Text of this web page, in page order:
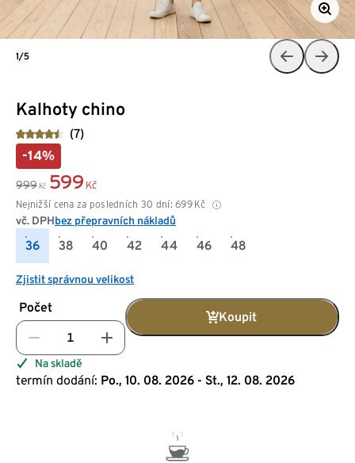
Kalhoty chino
(7)
-14%
999 Kč 599 Kč
Nejnižší cena za posledních 30 dní: 699 Kč
vč. DPHbez přepravních nákladů
36 38 40 42 44 46 48
Zjistit správnou velikost
Počet
Koupit
Na skladě
termín dodání: Po., 10. 08. 2026 - St., 12. 08. 2026
1/5